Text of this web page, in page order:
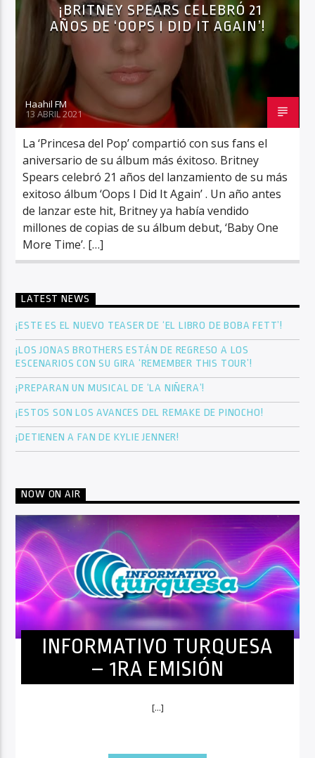
Haahil FM
¡BRITNEY SPEARS CELEBRÓ 21
AÑOS DE ‘OOPS I DID IT AGAIN’!
Haahil FM
13 ABRIL 2021
La ‘Princesa del Pop’ compartió con sus fans el
aniversario de su álbum más éxitoso. Britney
Spears celebró 21 años del lanzamiento de su más
exitoso álbum ‘Oops I Did It Again’ . Un año antes
de lanzar este hit, Britney ya había vendido
millones de copias de su álbum debut, ‘Baby One
More Time’. […]
LATEST NEWS
¡ESTE ES EL NUEVO TEASER DE ‘EL LIBRO DE BOBA FETT’!
¡LOS JONAS BROTHERS ESTÁN DE REGRESO A LOS
ESCENARIOS CON SU GIRA ‘REMEMBER THIS TOUR’!
¡PREPARAN UN MUSICAL DE ‘LA NIÑERA’!
¡ESTOS SON LOS AVANCES DEL REMAKE DE PINOCHO!
¡DETIENEN A FAN DE KYLIE JENNER!
NOW ON AIR
INFORMATIVO TURQUESA
– 1RA EMISIÓN
[...]